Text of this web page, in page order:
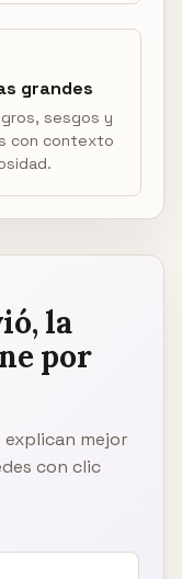
grandes
sesgos y
con contexto
la
por
mejor
con clic